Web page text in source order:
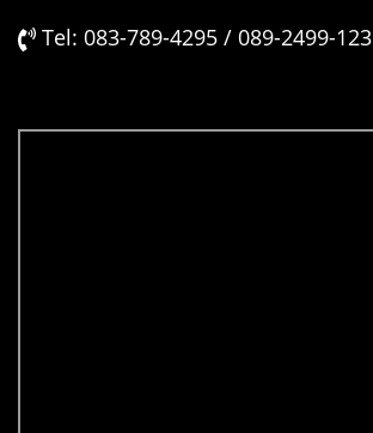
Tel: 083-789-4295 / 089-2499-123